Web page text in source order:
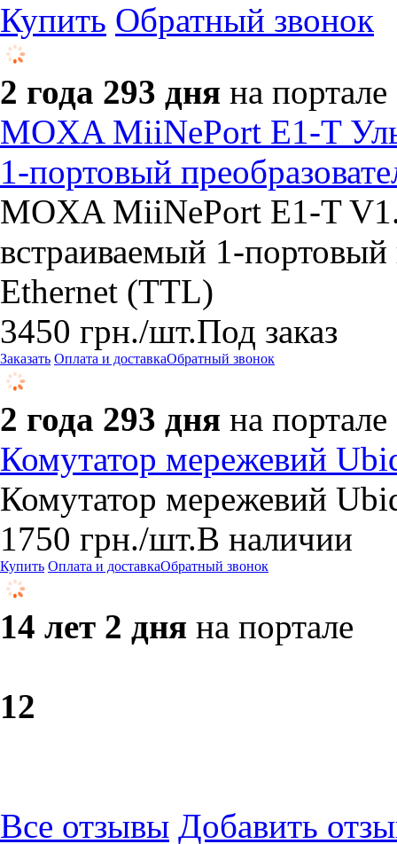
Купить Обратный звонок
2 года 293 дня на портале
MOXA MiiNePort E1-T
1-портовый
MOXA MiiNePort E1-T
встраиваемый 1-портовый
Ethernet (TTL)
3450 грн./шт.Под заказ
Заказать Оплата и доставкаОбратный звонок
2 года 293 дня на портале
Комутатор мережевий
Комутатор мережевий
1750 грн./шт.В наличии
Купить Оплата и доставкаОбратный звонок
14 лет 2 дня на портале
12
Все отзывы Добавить